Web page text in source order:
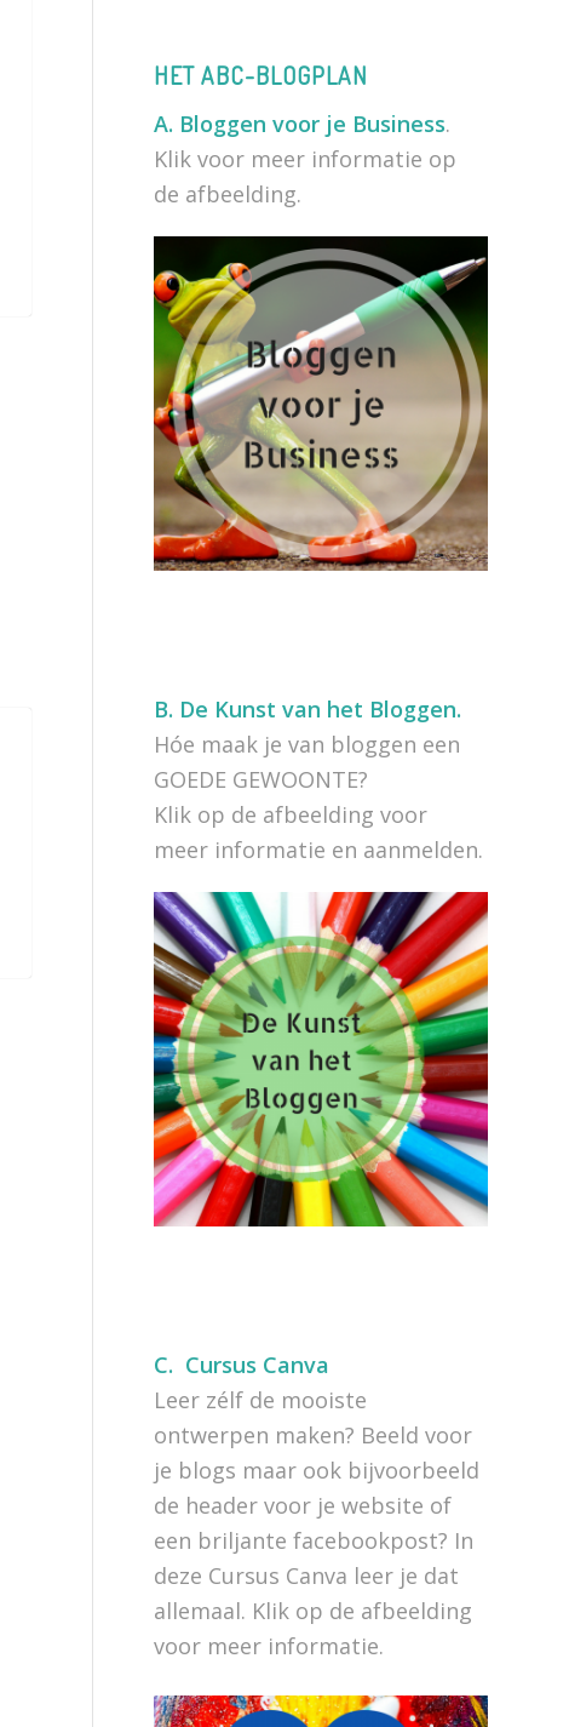
HET ABC-BLOGPLAN
A. Bloggen voor je Business.
Klik voor meer informatie op
de afbeelding.
B. De Kunst van het Bloggen.
Hóe maak je van bloggen een
GOEDE GEWOONTE?
Klik op de afbeelding voor
meer informatie en aanmelden.
C. Cursus Canva
Leer zélf de mooiste
ontwerpen maken? Beeld voor
je blogs maar ook bijvoorbeeld
de header voor je website of
een briljante facebookpost? In
deze Cursus Canva leer je dat
allemaal. Klik op de afbeelding
voor meer informatie.